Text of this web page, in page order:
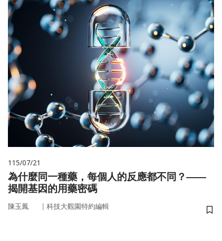
115/07/21
為什麼同一種藥，每個人的反應都不同？——
揭開基因的用藥密碼
陳玉鳳 ｜ 科技大觀園特約編輯
儲